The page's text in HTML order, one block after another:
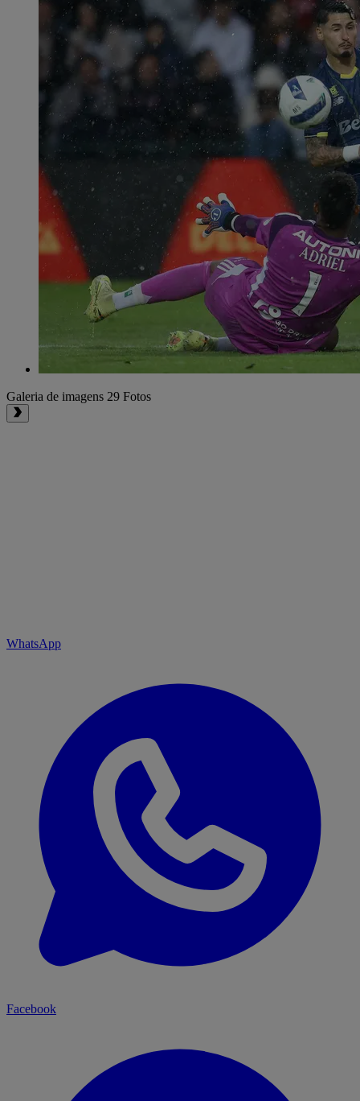
Galeria de imagens 29 Fotos
WhatsApp
Facebook